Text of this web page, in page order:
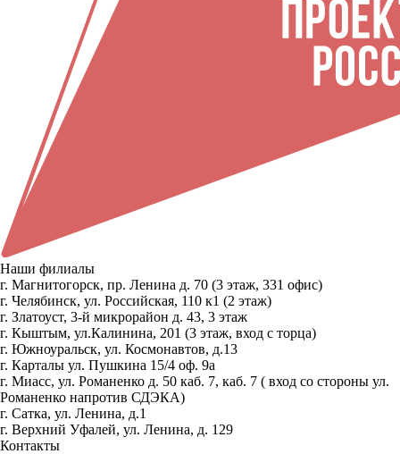
Наши филиалы
г. Магнитогорск, пр. Ленина д. 70 (3 этаж, 331 офис)
г. Челябинск, ул. Российская, 110 к1 (2 этаж)
г. Златоуст, 3-й микрорайон д. 43, 3 этаж
г. Кыштым, ул.Калинина, 201 (3 этаж, вход с торца)
г. Южноуральск, ул. Космонавтов, д.13
г. Карталы ул. Пушкина 15/4 оф. 9а
г. Миасс, ул. Романенко д. 50 каб. 7, каб. 7 ( вход со стороны ул.
Романенко напротив СДЭКА)
г. Сатка, ул. Ленина, д.1
г. Верхний Уфалей, ул. Ленина, д. 129
Контакты